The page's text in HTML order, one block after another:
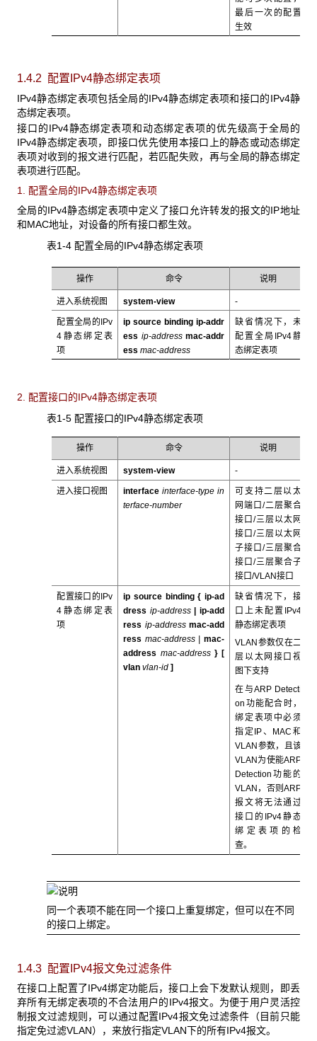
最后一次的配置
生效
1.4.2 配置IPv4静态绑定表项
IPv4静态绑定表项包括全局的IPv4静态绑定表项和接口的IPv4静
态绑定表项。
接口的IPv4静态绑定表项和动态绑定表项的优先级高于全局的
IPv4静态绑定表项，即接口优先使用本接口上的静态或动态绑定
表项对收到的报文进行匹配，若匹配失败，再与全局的静态绑定
表项进行匹配。
1. 配置全局的IPv4静态绑定表项
全局的IPv4静态绑定表项中定义了接口允许转发的报文的IP地址
和MAC地址，对设备的所有接口都生效。
表1-4 配置全局的IPv4静态绑定表项
操作 命令 说明
进入系统视图 system-view -
配置全局的IPv
4静态绑定表
项
ip sourcebinding ip-addr
ess ip-addressmac-addr
essmac-address
缺省情况下，未
配置全局IPv4静
态绑定表项
2. 配置接口的IPv4静态绑定表项
表1-5 配置接口的IPv4静态绑定表项
操作 命令 说明
进入系统视图 system-view -
进入接口视图 interfaceinterface-type in
terface-number
可支持二层以太
网端口/二层聚合
接口/三层以太网
接口/三层以太网
子接口/三层聚合
接口/三层聚合子
接口/VLAN接口
配置接口的IPv
4静态绑定表
项
ip source binding{ ip-ad
dress ip-address| ip-add
ress ip-address mac-add
ress mac-address | mac-
address mac-address } [
vlan vlan-id ]
缺省情况下，接
口上未配置IPv4
静态绑定表项
VLAN参数仅在二
层以太网接口视
图下支持
在与ARP Detecti
on功能配合时，
绑定表项中必须
指定IP、MAC和
VLAN参数，且该
VLAN为使能ARP
Detection功能的
VLAN，否则ARP
报文将无法通过
接口的IPv4静态
绑定表项的检
查。
同一个表项不能在同一个接口上重复绑定，但可以在不同
的接口上绑定。
1.4.3 配置IPv4报文免过滤条件
在接口上配置了IPv4绑定功能后，接口上会下发默认规则，即丢
弃所有无绑定表项的不合法用户的IPv4报文。为便于用户灵活控
制报文过滤规则，可以通过配置IPv4报文免过滤条件（目前只能
指定免过滤VLAN），来放行指定VLAN下的所有IPv4报文。